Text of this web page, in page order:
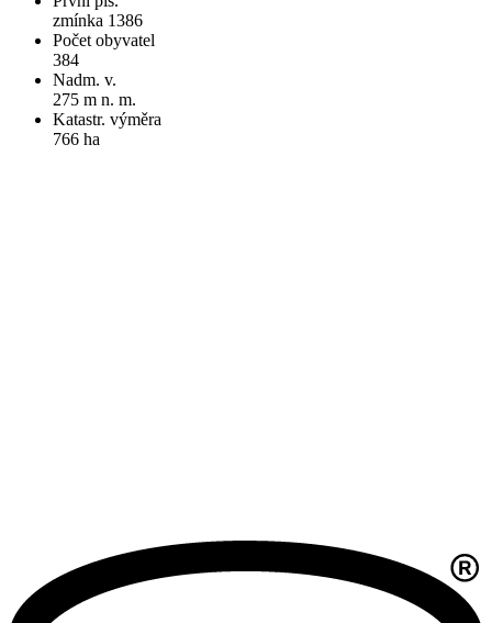
zmínka 1386
Počet obyvatel
384
Nadm. v.
275 m n. m.
Katastr. výměra
766 ha